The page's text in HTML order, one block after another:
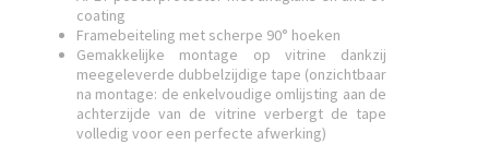
coating
Framebeiteling met scherpe 90° hoeken
Gemakkelijke montage op vitrine dankzij
meegeleverde dubbelzijdige tape (onzichtbaar
na montage: de enkelvoudige omlijsting aan de
achterzijde van de vitrine verbergt de tape
volledig voor een perfecte afwerking)